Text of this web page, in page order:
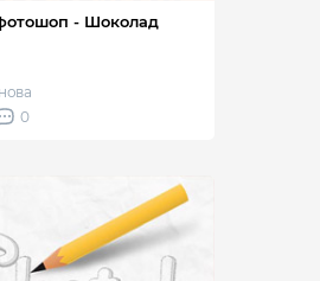
- Шоколад
0